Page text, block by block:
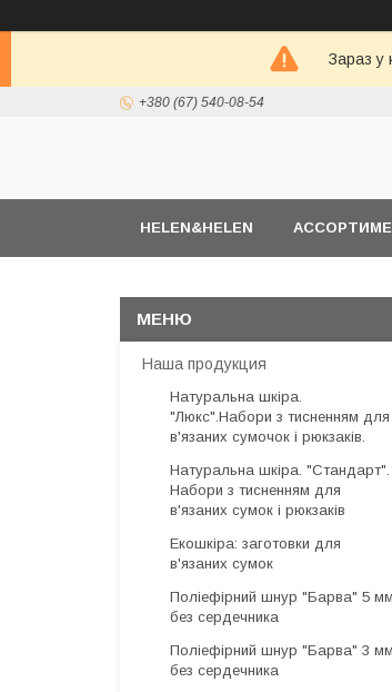
Зараз у
+380 (67) 540-08-54
HELEN&HELEN
Наша продукция
Натуральна шкіра.
"Люкс".Набори з тисненням для
в'язаних сумочок і рюкзаків.
Натуральна шкіра. "Стандарт".
Набори з тисненням для
в'язаних сумок і рюкзаків
Екошкіра: заготовки для
в'язаних сумок
Поліефірний шнур "Барва" 5 мм
без сердечника
Поліефірний шнур "Барва" 3 мм
без сердечника